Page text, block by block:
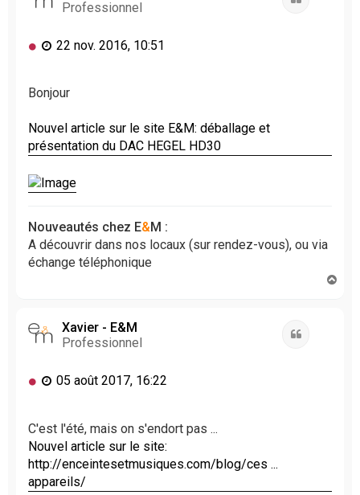
Professionnel
M
s
e
n
n
l
22 nov. 2016, 10:51
Bonjour
Nouvel article sur le site E&M: déballage et
présentation du DAC HEGEL HD30
Nouveautés chez E&M :
A découvrir dans nos locaux (sur rendez-vous), ou via
échange téléphonique
Xavier - E&M
Professionnel
M
s
a
g
e
n
05 août 2017, 16:22
C'est l'été, mais on s'endort pas ...
Nouvel article sur le site:
http://enceintesetmusiques.com/blog/ces ...
appareils/